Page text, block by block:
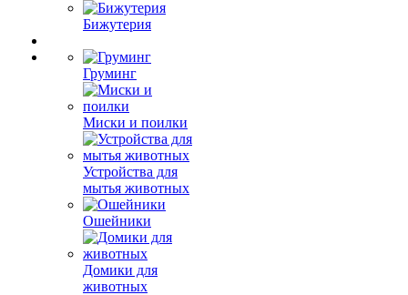
Бижутерия
Груминг
Миски и поилки
Устройства для
мытья животных
Ошейники
Домики для
животных